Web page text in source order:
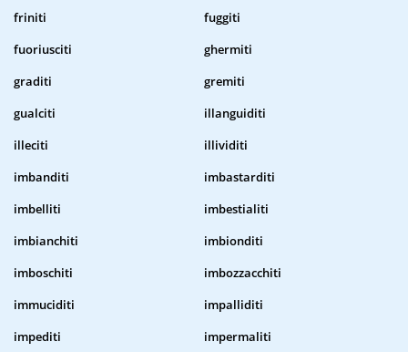
friniti
fuggiti
fuoriusciti
ghermiti
graditi
gremiti
gualciti
illanguiditi
illeciti
illividiti
imbanditi
imbastarditi
imbelliti
imbestialiti
imbianchiti
imbionditi
imboschiti
imbozzacchiti
immuciditi
impalliditi
impediti
impermaliti